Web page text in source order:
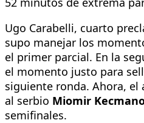
Ugo Carabelli, cuarto
supo manejar los
el primer parcial. En la
el momento justo para
siguiente ronda. Ahora,
al serbio Miomir
semifinales.